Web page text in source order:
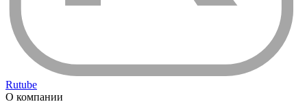
Rutube
О компании